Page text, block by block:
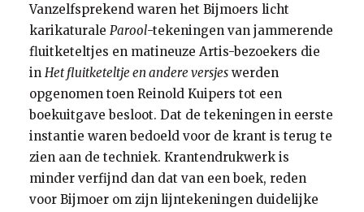
Vanzelfsprekend waren het Bijmoers licht
karikaturale Parool-tekeningen van jammerende
fluitketeltjes en matineuze Artis-bezoekers die
in Het fluitketeltje en andere versjeswerden
opgenomen toen Reinold Kuipers tot een
boekuitgave besloot. Dat de tekeningen in eerste
instantie waren bedoeld voor de krant is terug te
zien aan de techniek. Krantendrukwerk is
minder verfijnd dan dat van een boek, reden
voor Bijmoer om zijn lijntekeningen duidelijke